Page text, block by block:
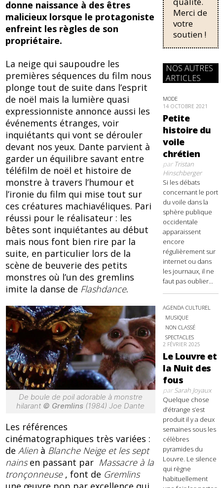
donne naissance à des êtres
malicieux lorsque le protagoniste
enfreint les règles de son
propriétaire.
La neige qui saupoudre les
premières séquences du film nous
plonge tout de suite dans l’esprit
de noël mais la lumière quasi
expressionniste annonce aussi les
événements étranges, voir
inquiétants qui vont se dérouler
devant nos yeux. Dante parvient à
garder un équilibre savant entre
téléfilm de noël et histoire de
monstre à travers l’humour et
l’ironie du film qui mise tout sur
ces créatures machiavéliques. Pari
réussi pour le réalisateur : les
bêtes sont inquiétantes au début
mais nous font bien rire par la
suite, en particulier lors de la
scène de beuverie des petits
monstres où l’un des gremlins
imite la danse de Flashdance.
De boule de poil adorable à monstre
hilarant © Gremlins (1984) Joe Dante
Les références
cinématographiques très variées :
deAlien à Blanche Neige et les sept
nainsen passant par Massacre à la
tronçonneuse, font de Gremlins
Merci de
votre
soutien !
NOS AUTRES
ARTICLES
MODE
14 OCTOBRE 2021
Petite
histoire du
voile
chrétien
parTristan
Hinschberger
Si les débats
concernant le port
du voile dans la
sphère publique
occidentale
apparaissent
encore
régulièrement sur
internet ou dans
les journaux, il ne
faut pas oublier...
AGENDA CULTUREL
MUSIQUE
NON CLASSÉ
SPECTACLES
2 FÉVRIER 2025
Le Louvre et
la Nuit des
fous
parSarah Joyaux
Quelque chose
d’étrange s’est
produit il y a deux
semaines sous les
célèbres
pyramides du
Louvre. Le silence
qui règne
habituellement